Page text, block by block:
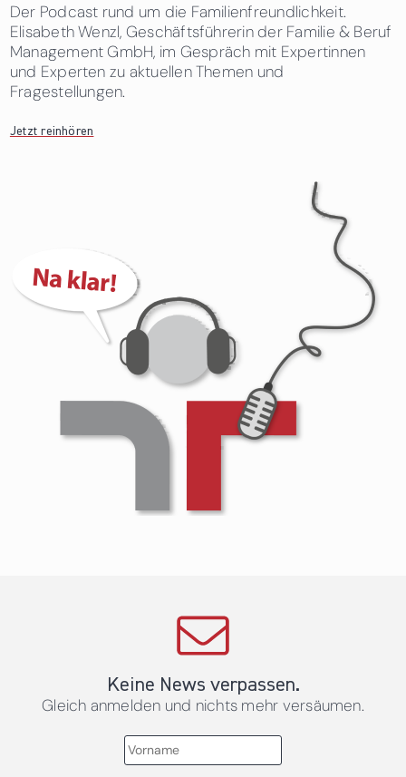
Der Podcast rund um die Familienfreundlichkeit.
Elisabeth Wenzl, Geschäftsführerin der Familie & Beruf
Management GmbH, im Gespräch mit Expertinnen
und Experten zu aktuellen Themen und
Fragestellungen.
Jetzt reinhören
Keine News verpassen.
Gleich anmelden und nichts mehr versäumen.